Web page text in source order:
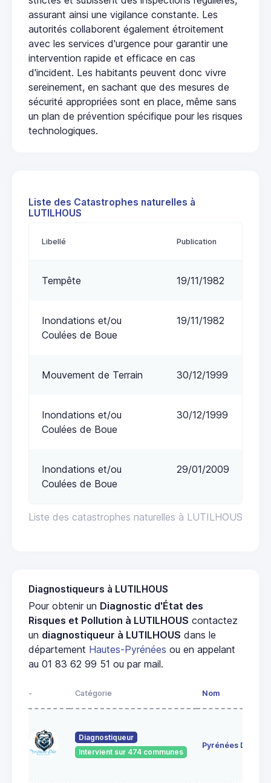
assurant ainsi une vigilance constante. Les
autorités collaborent également étroitement
avec les services d'urgence pour garantir une
intervention rapide et efficace en cas
d'incident. Les habitants peuvent donc vivre
sereinement, en sachant que des mesures de
sécurité appropriées sont en place, même sans
un plan de prévention spécifique pour les risques
technologiques.
Liste des Catastrophes naturelles à
LUTILHOUS
Liste des catastrophes naturelles à LUTILHOUS
Libellé Publication
Tempête 19/11/1982
Inondations et/ou
Coulées de Boue
19/11/1982
Mouvement de Terrain 30/12/1999
Inondations et/ou
Coulées de Boue
30/12/1999
Inondations et/ou
Coulées de Boue
29/01/2009
Diagnostiqueurs à LUTILHOUS
Pour obtenir un Diagnostic d'État des
Risques et Pollution à LUTILHOUS contactez
un diagnostiqueur à LUTILHOUS dans le
département Hautes-Pyrénées ou en appelant
au 01 83 62 99 51 ou par mail.
- Catégorie Nom
Diagnostiqueur
Intervient sur 474 communes
Pyrénées Diag